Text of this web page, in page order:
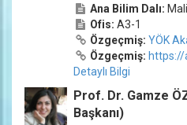
Ana Bilim Dalı:
Ofis: A3-1
Özgeçmiş: YÖK
Özgeçmiş: https://
Detaylı Bilgi
Prof. Dr. Gamze
Başkanı)